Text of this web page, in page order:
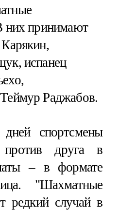
них принимают
испанец
Раджабов.
спортсмены
друга в
– в формате
"Шахматные
редкий случай в